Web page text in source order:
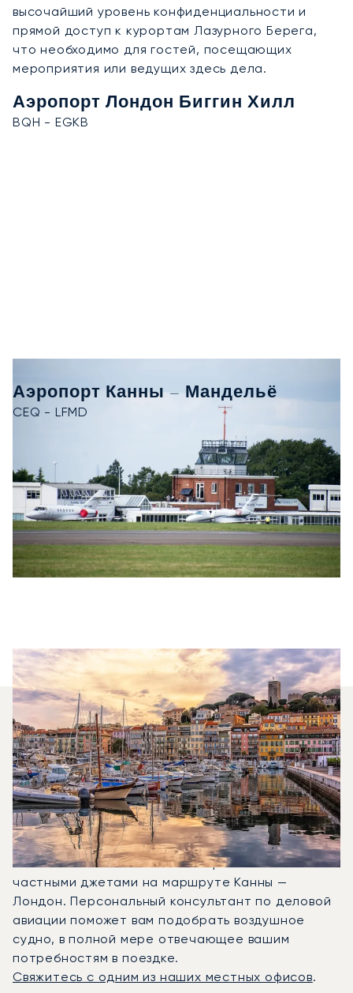
высочайший уровень конфиденциальности и
прямой доступ к курортам Лазурного Берега,
что необходимо для гостей, посещающих
мероприятия или ведущих здесь дела.
Аэропорт Лондон Биггин Хилл
BQH - EGKB
Аэропорт Канны – Мандельё
CEQ - LFMD
Какие Типы Самолетов
Я Могу Арендовать Для
Перелета Между
Лондоном И Каннами?
В 2025 году Citation CJ1, Phenom 300 и Citation
Latitude стали наиболее востребованными
частными джетами на маршруте Канны —
Лондон. Персональный консультант по деловой
авиации поможет вам подобрать воздушное
судно, в полной мере отвечающее вашим
потребностям в поездке.
Свяжитесь с одним из наших местных офисов.